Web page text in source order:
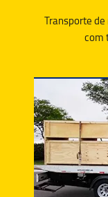
Transporte
com